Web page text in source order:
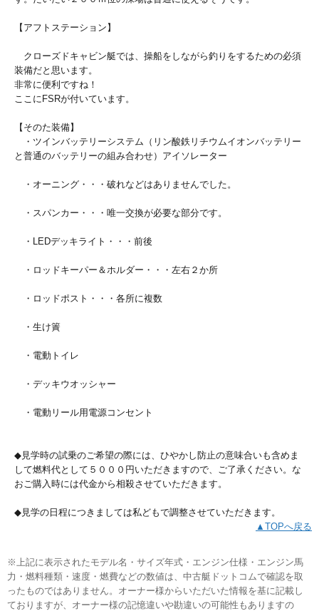
【アフトステーション】
クローズドキャビン艇では、操船をしながら釣りをするための必須
装備だと思います。
非常に便利ですね！
ここにFSRが付いています。
【そのた装備】
・ツインバッテリーシステム（リン酸鉄リチウムイオンバッテリー
と普通のバッテリーの組み合わせ）アイソレーター
・オーニング・・・破れなどはありませんでした。
・スパンカー・・・唯一交換が必要な部分です。
・LEDデッキライト・・・前後
・ロッドキーパー＆ホルダー・・・左右２か所
・ロッドポスト・・・各所に複数
・生け簀
・電動トイレ
・デッキウオッシャー
・電動リール用電源コンセント
◆見学時の試乗のご希望の際には、ひやかし防止の意味合いも含めま
して燃料代として５０００円いただきますので、ご了承ください。な
おご購入時には代金から相殺させていただきます。
◆見学の日程につきましては私どもで調整させていただきます。
▲TOPへ戻る
※上記に表示されたモデル名・サイズ年式・エンジン仕様・エンジン馬
力・燃料種類・速度・燃費などの数値は、中古艇ドットコムで確認を取
ったものではありません。オーナー様からいただいた情報を基に記載し
ておりますが、オーナー様の記憶違いや勘違いの可能性もありますの